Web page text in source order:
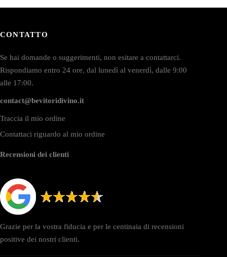
CONTATTO
Se hai domande o suggerimenti, non esitare a contattarci.
Rispondiamo entro 24 ore, dal lunedì al venerdì, dalle 9:00
alle 17:00.
contact@bevitoridivino.it
Traccia il mio ordine
Contattaci riguardo al mio ordine
Recensioni dei clienti
Grazie per la vostra fiducia e per le centinaia di recensioni
positive dei nostri clienti.